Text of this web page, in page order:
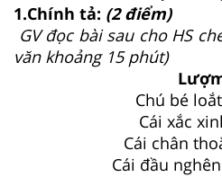
1.Chính tả: (2 điểm)
GV đọc bài sau cho HS
văn khoảng 15 phút)
Chú bé
Cái xắc
Cái chân
Cái đầu